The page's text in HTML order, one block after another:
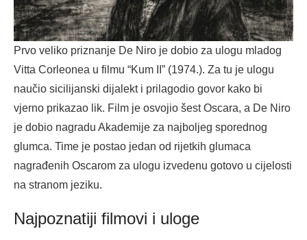
Prvo veliko priznanje De Niro je dobio za ulogu mladog
Vitta Corleonea u filmu “Kum II” (1974.). Za tu je ulogu
naučio sicilijanski dijalekt i prilagodio govor kako bi
vjerno prikazao lik. Film je osvojio šest Oscara, a De Niro
je dobio nagradu Akademije za najboljeg sporednog
glumca. Time je postao jedan od rijetkih glumaca
nagrađenih Oscarom za ulogu izvedenu gotovo u cijelosti
na stranom jeziku.
Najpoznatiji filmovi i uloge